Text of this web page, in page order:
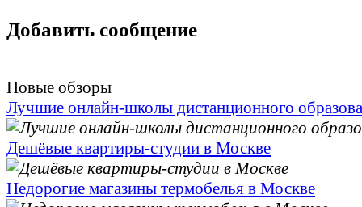
Добавить сообщение
Новые обзоры
Лучшие онлайн-школы дистанционного
Дешёвые квартиры-студии в Москве
Недорогие магазины термобелья в Москве